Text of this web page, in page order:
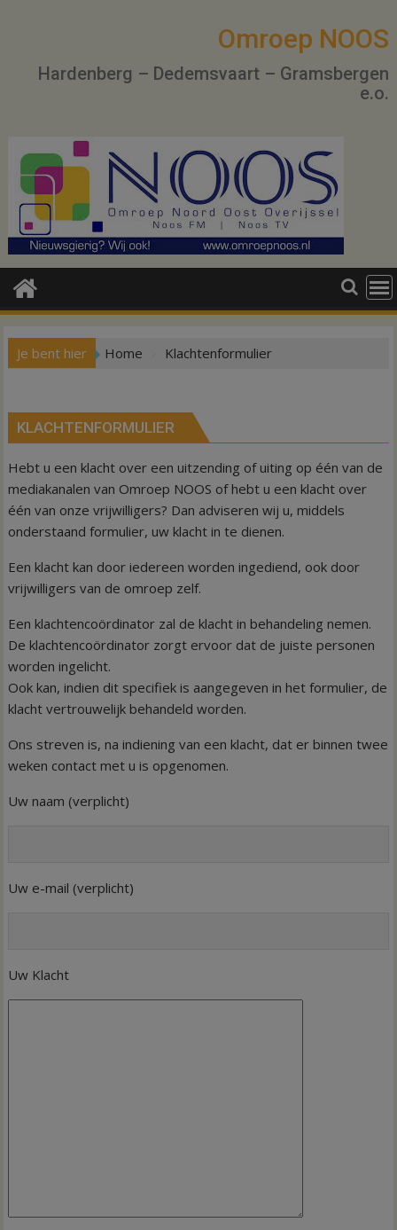
Omroep NOOS
Hardenberg – Dedemsvaart – Gramsbergen
e.o.
Je bent hier Home Klachtenformulier
KLACHTENFORMULIER
Hebt u een klacht over een uitzending of uiting op één van de
mediakanalen van Omroep NOOS of hebt u een klacht over
één van onze vrijwilligers? Dan adviseren wij u, middels
onderstaand formulier, uw klacht in te dienen.
Een klacht kan door iedereen worden ingediend, ook door
vrijwilligers van de omroep zelf.
Een klachtencoördinator zal de klacht in behandeling nemen.
De klachtencoördinator zorgt ervoor dat de juiste personen
worden ingelicht.
Ook kan, indien dit specifiek is aangegeven in het formulier, de
klacht vertrouwelijk behandeld worden.
Ons streven is, na indiening van een klacht, dat er binnen twee
weken contact met u is opgenomen.
Uw naam (verplicht)
Uw e-mail (verplicht)
Uw Klacht